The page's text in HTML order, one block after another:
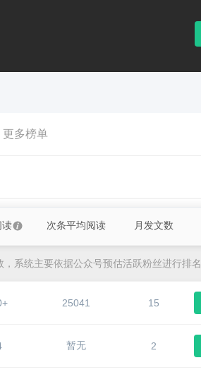
更多榜单
读 次条平均阅读 月发文数
系统主要依据公众号预估活跃粉丝进行排名
25041 15
暂无 2